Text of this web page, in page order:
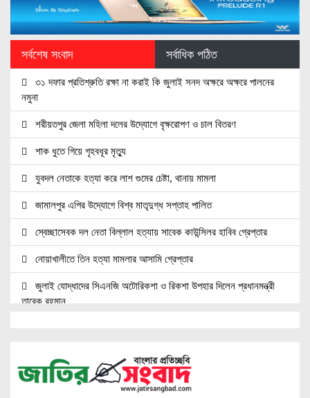
সর্বশেষ সংবাদ সর্বাধিক পঠিত
৩১ দফার প্রতিশ্রুতি রক্ষা না করাই কি জুলাই সনদ অক্ষরে অক্ষরে পালনের
নমুনা
শরীয়তপুর জেলা মহিলা দলের উদ্যোগে বৃক্ষরোপণ ও চাল বিতরণ
শাক ধুতে গিয়ে গৃহবধূর মৃত্যু
যুবদল নেতাকে হত্যা করে লাশ গুমের চেষ্টা, থানায় মামলা
জামালপুর এপির উদ্যোগে বিশ্ব মাতৃদুগ্ধ সপ্তাহ পালিত
স্বেচ্ছাসেবক দল নেতা বিল্লাল হত্যায় সাবেক কাউন্সিলর হাবিব গ্রেপ্তার
নোয়াখালীতে তিন হত্যা মামলার আসামি গ্রেপ্তার
জুলাই যোদ্ধাদের সিএনজি অটোরিকশা ও রিকশা উপহার দিলেন প্রধানমন্ত্রী
তারেক রহমান
নোয়াখালীতে ৯৭৯০ ইয়াবাসহ দুই পাচারকারী গ্রেপ্তার
নোয়াখালীতে সিএনজিতে ১১ কেজি গাঁজা, গ্রেপ্তার ১